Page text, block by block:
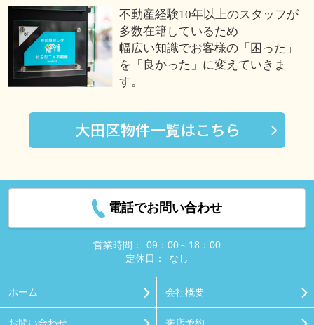
不動産経験10年以上のスタッフが
多数在籍しているため
幅広い知識でお客様の「困った」
を「良かった」に変えていきま
す。
電話でお問い合わせ
営業時間：
09：00～18：00
定休日：
なし
ホーム 会社概要